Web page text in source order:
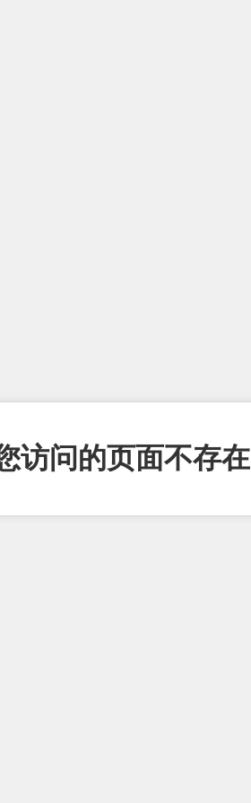
访问的页面不存在